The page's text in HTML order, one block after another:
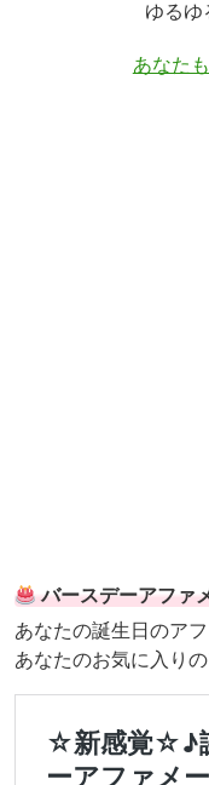
ゆるゆ
あなた
バースデーアファ
あなたの誕生日のア
あなたのお気に入り